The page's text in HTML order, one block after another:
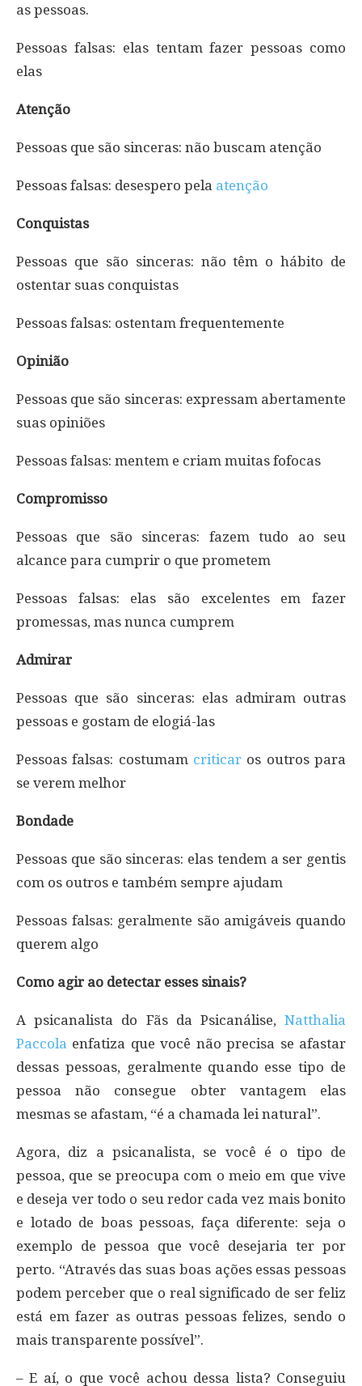
as pessoas.
Pessoas falsas: elas tentam fazer pessoas como
elas
Atenção
Pessoas que são sinceras: não buscam atenção
Pessoas falsas: desespero pela atenção
Conquistas
Pessoas que são sinceras: não têm o hábito de
ostentar suas conquistas
Pessoas falsas: ostentam frequentemente
Opinião
Pessoas que são sinceras: expressam abertamente
suas opiniões
Pessoas falsas: mentem e criam muitas fofocas
Compromisso
Pessoas que são sinceras: fazem tudo ao seu
alcance para cumprir o que prometem
Pessoas falsas: elas são excelentes em fazer
promessas, mas nunca cumprem
Admirar
Pessoas que são sinceras: elas admiram outras
pessoas e gostam de elogiá-las
Pessoas falsas: costumam criticar os outros para
se verem melhor
Bondade
Pessoas que são sinceras: elas tendem a ser gentis
com os outros e também sempre ajudam
Pessoas falsas: geralmente são amigáveis quando
querem algo
Como agir ao detectar esses sinais?
A psicanalista do Fãs da Psicanálise, Natthalia
Paccola enfatiza que você não precisa se afastar
dessas pessoas, geralmente quando esse tipo de
pessoa não consegue obter vantagem elas
mesmas se afastam, “é a chamada lei natural”.
Agora, diz a psicanalista, se você é o tipo de
pessoa, que se preocupa com o meio em que vive
e deseja ver todo o seu redor cada vez mais bonito
e lotado de boas pessoas, faça diferente: seja o
exemplo de pessoa que você desejaria ter por
perto. “Através das suas boas ações essas pessoas
podem perceber que o real significado de ser feliz
está em fazer as outras pessoas felizes, sendo o
mais transparente possível”.
– E aí, o que você achou dessa lista? Conseguiu